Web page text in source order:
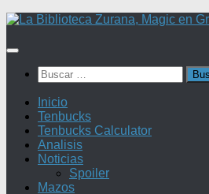
Saltar
contenido
Buscar:
Inicio
Tenbucks
Tenbucks Calculator
Analisis
Noticias
Spoiler
Mazos